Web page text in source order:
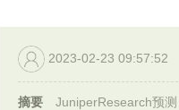
2023-02-23 09:57:52
摘要
JuniperResearch预